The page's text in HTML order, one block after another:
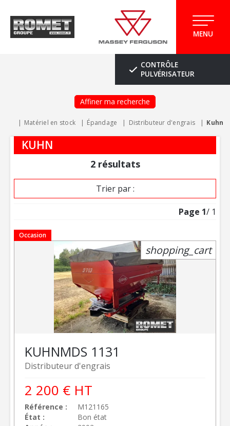
MENU
CONTRÔLE
PULVÉRISATEUR
Affiner ma recherche
Matériel en stock Épandage Distributeur d'engrais Kuhn
KUHN
2 résultats
Trier par :
Page 1/ 1
Occasion
Distributeur d'engrais
KUHNMDS 1131
Référence
M121165
État
Bon état
2 200 € HT
shopping_cart